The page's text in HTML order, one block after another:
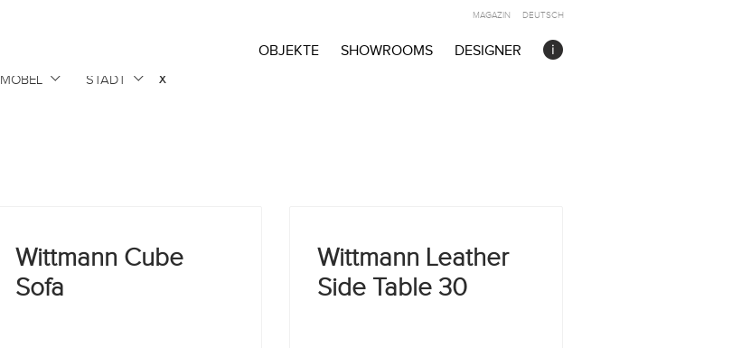
OBJEKTE SHOWROOMS DESIGNER
MAGAZIN DEUTSCH
MÖBEL STADT x
Wittmann Cube
Sofa
Wittmann Leather
Side Table 30